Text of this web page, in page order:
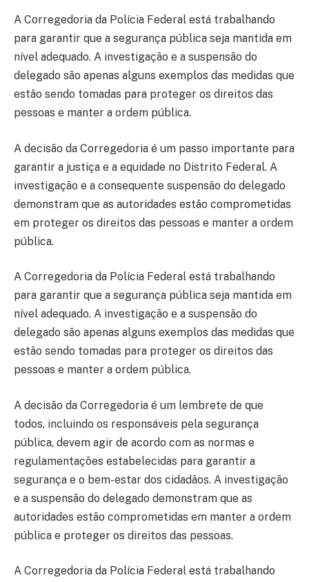
A Corregedoria da Polícia Federal está trabalhando
para garantir que a segurança pública seja mantida em
nível adequado. A investigação e a suspensão do
delegado são apenas alguns exemplos das medidas que
estão sendo tomadas para proteger os direitos das
pessoas e manter a ordem pública.
A decisão da Corregedoria é um passo importante para
garantir a justiça e a equidade no Distrito Federal. A
investigação e a consequente suspensão do delegado
demonstram que as autoridades estão comprometidas
em proteger os direitos das pessoas e manter a ordem
pública.
A Corregedoria da Polícia Federal está trabalhando
para garantir que a segurança pública seja mantida em
nível adequado. A investigação e a suspensão do
delegado são apenas alguns exemplos das medidas que
estão sendo tomadas para proteger os direitos das
pessoas e manter a ordem pública.
A decisão da Corregedoria é um lembrete de que
todos, incluindo os responsáveis pela segurança
pública, devem agir de acordo com as normas e
regulamentações estabelecidas para garantir a
segurança e o bem-estar dos cidadãos. A investigação
e a suspensão do delegado demonstram que as
autoridades estão comprometidas em manter a ordem
pública e proteger os direitos das pessoas.
A Corregedoria da Polícia Federal está trabalhando